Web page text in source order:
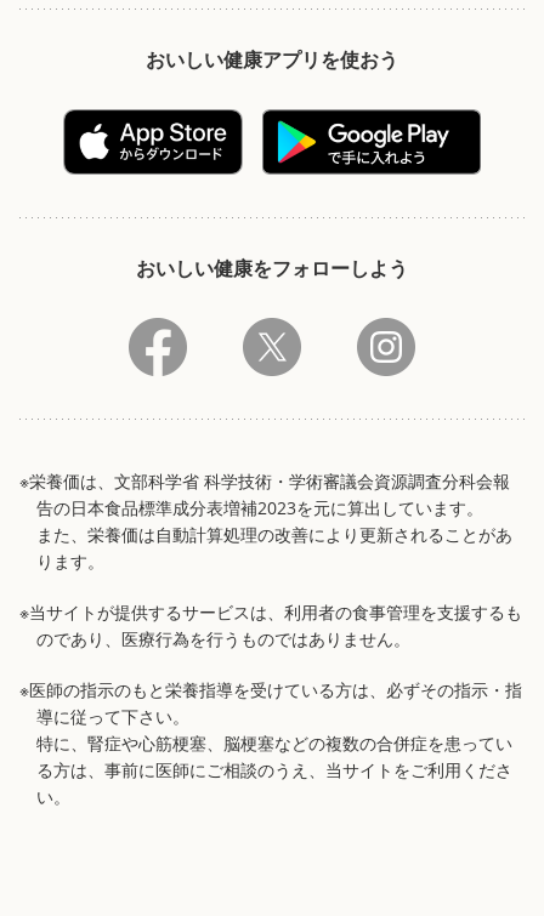
おいしい健康アプリを使おう
おいしい健康をフォローしよう
※栄養価は、文部科学省 科学技術・学術審議会資源調査分科会報
告の日本食品標準成分表増補2023を元に算出しています。
また、栄養価は自動計算処理の改善により更新されることがあ
ります。
※当サイトが提供するサービスは、利用者の食事管理を支援するも
のであり、医療行為を行うものではありません。
※医師の指示のもと栄養指導を受けている方は、必ずその指示・指
導に従って下さい。
特に、腎症や心筋梗塞、脳梗塞などの複数の合併症を患ってい
る方は、事前に医師にご相談のうえ、当サイトをご利用くださ
い。